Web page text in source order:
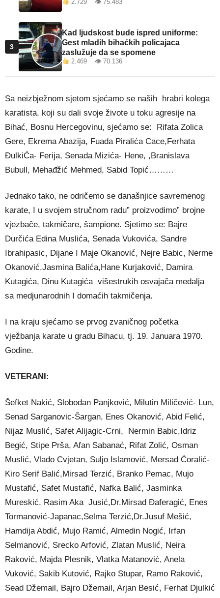
2.729 👁 75.483
3
Kad ljudskost bude ispred uniforme:
Gest mladih bihaćkih policajaca
zaslužuje da se spomene
2.469 👁 70.136
Sa neizbježnom sjetom sjećamo se naših hrabri kolega
karatista, koji su dali svoje živote u toku agresije na
Bihać, Bosnu Hercegovinu, sjećamo se: Rifata Zolica
Gere, Ekrema Abazija, Fuada Piralića Cace,Ferhata
ĐulkiĆa- Ferija, Senada Mizića- Hene, ,Branislava
Bubull, Mehađžić Mehmed, Sabid Topić………
Jednako tako, ne odričemo se današnjice savremenog
karate, I u svojem stručnom radu” proizvodimo” brojne
vjezbače, takmičare, šampione. Sjetimo se: Bajre
Durčića Edina Muslića, Senada Vukovića, Sandre
Ibrahipasic, Dijane I Maje Okanović, Nejre Babic, Nerme
Okanović,Jasmina Balića,Hane Kurjaković, Damira
Kutagića, Dinu Kutagića višestrukih osvajača medalja
sa medjunarodnih I domaćih takmičenja.
I na kraju sjećamo se prvog zvaničnog početka
vježbanja karate u gradu Bihacu, tj. 19. Januara 1970.
Godine.
VETERANI:
Šefket Nakić, Slobodan Panjković, Milutin Miličević- Lun,
Senad Sarganovic-Šargan, Enes Okanović, Abid Felić,
Nijaz Muslić, Safet Alijagic-Crni, Nermin Babic,Idriz
Begić, Stipe Prša, Afan Sabanać, Rifat Zolić, Osman
Muslić, Vlado Cvjetan, Suljo Islamović, Mersad Ćoralić-
Kiro Serif Balić,Mirsad Terzić, Branko Pemac, Mujo
Mustafić, Safet Mustafić, Nafka Balić, Jasminka
Mureskić, Rasim Aka Jusić,Dr.Mirsad Đaferagić, Enes
Tormanović-Japanac,Selma Terzić,Dr.Jusuf Mešić,
Hamdija Abdić, Mujo Ramić, Almedin Nogić, Irfan
Selmanović, Srecko Arfović, Zlatan Muslić, Neira
Raković, Majda Plesnik, Vlatka Matanović, Anela
Vuković, Sakib Kutović, Rajko Stupar, Ramo Raković,
Sead Džemail, Bajro Džemail, Arjan Besić, Ferhat Djulkić